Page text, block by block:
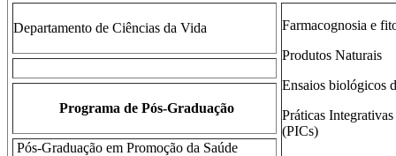
Departamento de Ciências da Vida
Farmacognosia e
Produtos Naturais
Ensaios biológicos
Práticas
(PICs)
Programa de Pós-Graduação
Pós-Graduação em Promoção da Saúde